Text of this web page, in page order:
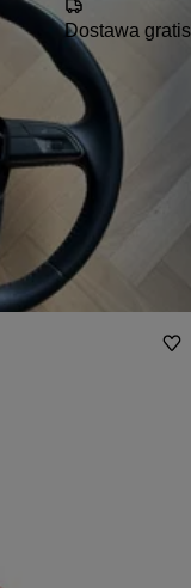
Dostawa gratis